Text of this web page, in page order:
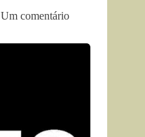
Um comentário